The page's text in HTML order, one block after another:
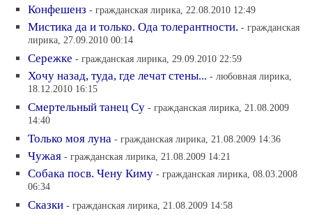
Конфешенз - гражданская лирика, 22.08.2010 12:49
Мистика да и только. Ода толерантности. - гражданская
лирика, 27.09.2010 00:14
Сережке - гражданская лирика, 29.09.2010 22:59
Хочу назад, туда, где лечат стены... - любовная лирика,
18.12.2010 16:15
Смертельный танец Су - гражданская лирика, 21.08.2009
14:40
Только моя луна - гражданская лирика, 21.08.2009 14:36
Чужая - гражданская лирика, 21.08.2009 14:21
Собака посв. Чену Киму - гражданская лирика, 08.03.2008
06:34
Сказки - гражданская лирика, 21.08.2009 14:58